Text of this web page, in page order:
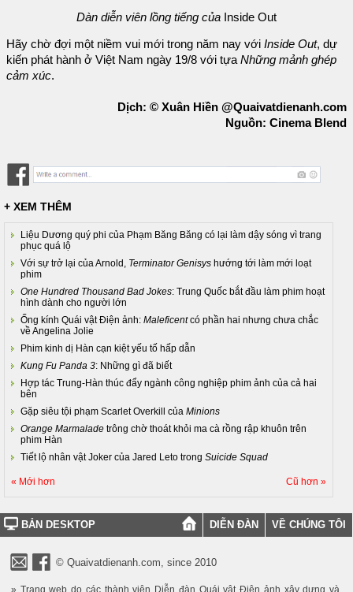
Dàn diễn viên lồng tiếng của Inside Out
Hãy chờ đợi một niềm vui mới trong năm nay với Inside Out, dự
kiến phát hành ở Việt Nam ngày 19/8 với tựaNhững mảnh ghép
cảm xúc.
Dịch: © Xuân Hiền @Quaivatdienanh.com
Nguồn: Cinema Blend
+ XEM THÊM
Liệu Dương quý phi của Phạm Băng Băng có lại làm dậy sóng vì trang
phục quá lộ
Với sự trở lại của Arnold, Terminator Genisys hướng tới làm mới loạt
phim
One Hundred Thousand Bad Jokes: Trung Quốc bắt đầu làm phim hoạt
hình dành cho người lớn
Ống kính Quái vật Điện ảnh: Maleficentcó phần hai nhưng chưa chắc
về Angelina Jolie
Phim kinh dị Hàn cạn kiệt yếu tố hấp dẫn
Kung Fu Panda 3: Những gì đã biết
Hợp tác Trung-Hàn thúc đẩy ngành công nghiệp phim ảnh của cả hai
bên
Gặp siêu tội phạm Scarlet Overkill của Minions
Orange Marmalade trông chờ thoát khỏi ma cà rồng rập khuôn trên
phim Hàn
Tiết lộ nhân vật Joker của Jared Leto trong Suicide Squad
« Mới hơn Cũ hơn »
BẢN DESKTOP DIỄN ĐÀN VỀ CHÚNG TÔI
© Quaivatdienanh.com, since 2010
» Trang web do các thành viên Diễn đàn Quái vật Điện ảnh xây dựng và